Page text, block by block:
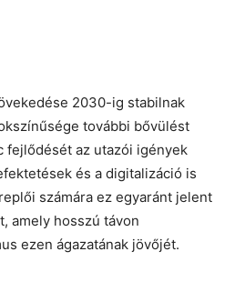
2030-ig stabilnak
további bővülést
fejlődését az utazói igények
és a digitalizáció is
számára ez egyaránt jelent
amely hosszú távon
ezen ágazatának jövőjét.